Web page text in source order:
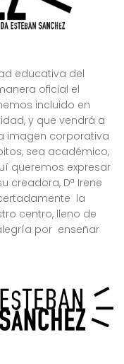
educativa del
oficial el
incluido en
y que vendrá a
imagen corporativa
sea académico,
queremos expresar
creadora, Dª Irene
la
centro, lleno de
por enseñar